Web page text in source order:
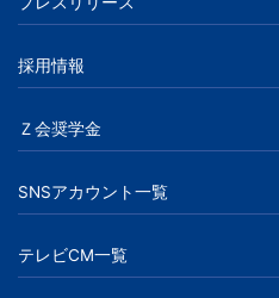
採用情報
Ｚ会奨学金
SNSアカウント一覧
テレビCM一覧